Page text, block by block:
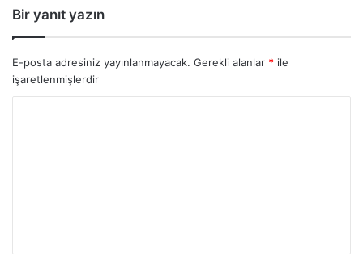
Bir yanıt yazın
E-posta adresiniz yayınlanmayacak. Gerekli alanlar * ile
işaretlenmişlerdir